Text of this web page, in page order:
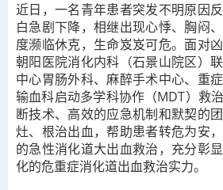
近日，一名青年患者突发不明原因
白急剧下降，相继出现心悸、胸闷
度濒临休克，生命岌岌可危。面对
朝阳医院消化内科（石景山院区）
中心胃肠外科、麻醉手术中心、重
输血科启动多学科协作（MDT）救
断技术、高效的应急机制和默契的
灶、根治出血，帮助患者转危为安
的急性消化道大出血救治，充分彰
化的危重症消化道出血救治实力。